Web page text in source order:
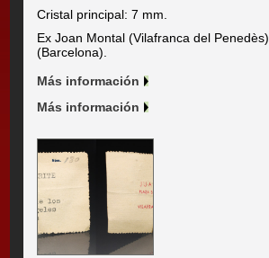
Cristal principal: 7 mm.
Ex Joan Montal (Vilafranca del
(Barcelona).
Más información
Más información